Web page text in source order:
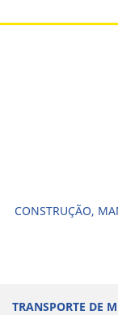
CONSTRUÇÃO,
TRANSPORTE DE